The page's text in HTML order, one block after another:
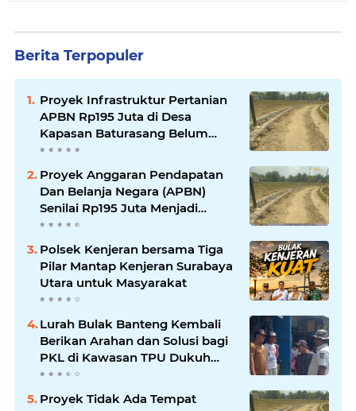
Berita Terpopuler
Proyek Infrastruktur Pertanian
APBN Rp195 Juta di Desa
Kapasan Baturasang Belum
Temui Titik Terang, Warga Minta
Pemkab Sampang Bertindak
Proyek Anggaran Pendapatan
Dan Belanja Negara (APBN)
Senilai Rp195 Juta Menjadi
Amburadul
Polsek Kenjeran bersama Tiga
Pilar Mantap Kenjeran Surabaya
Utara untuk Masyarakat
Lurah Bulak Banteng Kembali
Berikan Arahan dan Solusi bagi
PKL di Kawasan TPU Dukuh
Bulak Banteng Surabaya
Proyek Tidak Ada Tempat